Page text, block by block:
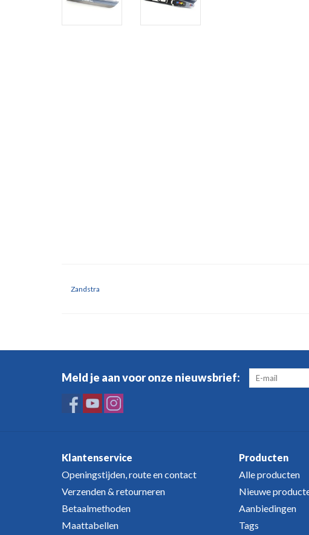
Zandstra
Meld je aan voor onze nieuwsbrief:
Klantenservice
Openingstijden, route en contact
Verzenden & retourneren
Betaalmethoden
Maattabellen
Producten
Alle producten
Nieuwe
Aanbiedingen
Tags